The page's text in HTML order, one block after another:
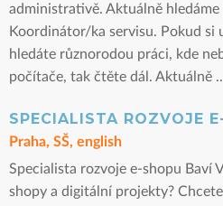
administrativě. Aktuálně
Koordinátor/ka servisu. Pokud si
hledáte různorodou práci, kde
počítače, tak čtěte dál. Aktuálně
SPECIALISTA ROZVOJE
Praha, SŠ, english
Specialista rozvoje e-shopu Baví
shopy a digitální projekty?